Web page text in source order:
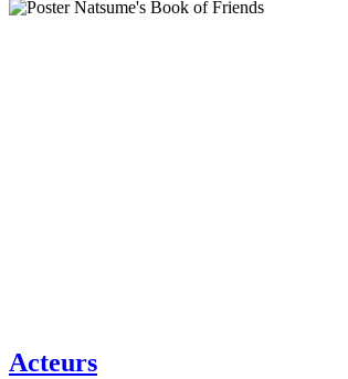
Acteurs